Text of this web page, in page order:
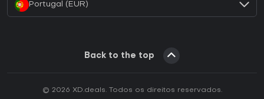
Portugal (EUR)
Back to the top
© 2026 XD.deals. Todos os direitos reservados.